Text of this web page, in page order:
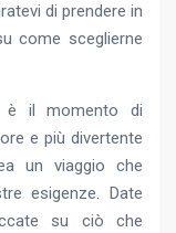
di prendere in
come sceglierne
è il momento di
e più divertente
un viaggio che
esigenze. Date
su ciò che